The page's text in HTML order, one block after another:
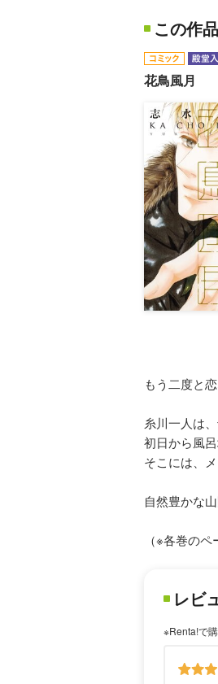
この作
花鳥風月
もう二度と
糸川一人は
初日から風
そこには、
自然豊かな
（※各巻の
レビ
※Renta!で